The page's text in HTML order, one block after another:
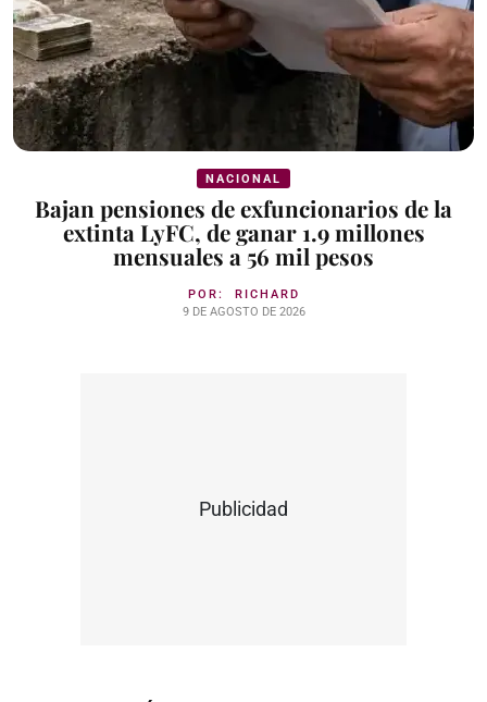
NACIONAL
Bajan pensiones de exfuncionarios de la
extinta LyFC, de ganar 1.9 millones
mensuales a 56 mil pesos
POR: RICHARD
9 DE AGOSTO DE 2026
Publicidad